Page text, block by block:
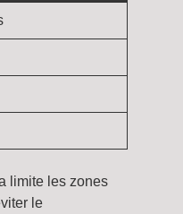
limite les zones
le